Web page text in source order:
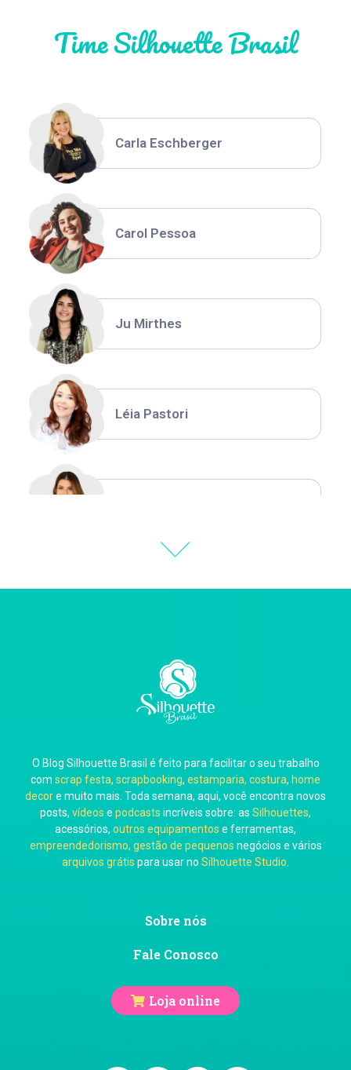
Time Silhouette Brasil
Thiara Ney
Carla Eschberger
Carol Pessoa
Ju Mirthes
Léia Pastori
Thiara Ney
Carla Eschberger
Carol Pessoa
Ju Mirthes
O Blog Silhouette Brasil é feito para facilitar o seu trabalho
com scrap festa, scrapbooking, estamparia, costura, home
decore muito mais. Toda semana, aqui, você encontra novos
posts, vídeos e podcasts incríveis sobre: as Silhouettes,
acessórios, outros equipamentos e ferramentas,
empreendedorismo, gestão de pequenos negócios e vários
arquivos grátis para usar no Silhouette Studio
Sobre nós
Fale Conosco
Loja online